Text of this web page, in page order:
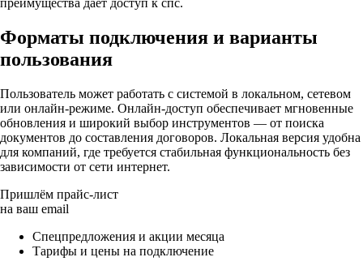
Форматы подключения и варианты
пользования
Пользователь может работать с системой в локальном, сетевом
или онлайн-режиме. Онлайн-доступ обеспечивает мгновенные
обновления и широкий выбор инструментов — от поиска
документов до составления договоров. Локальная версия удобна
для компаний, где требуется стабильная функциональность без
зависимости от сети интернет.
Пришлём прайс-лист
на ваш email
Спецпредложения и акции месяца
Тарифы и цены на подключение